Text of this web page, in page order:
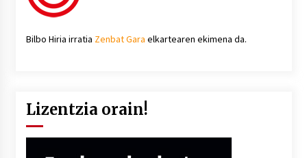
Bilbo Hiria irratia Zenbat Gara elkartearen ekimena da.
Lizentzia orain!